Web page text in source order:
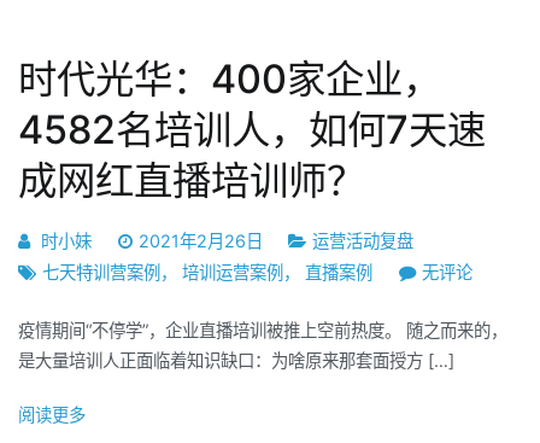
上
朗
读
莎
翁
选
你
道
吗？
理
者
齐
聚，
刷
新
你
培
训
时代光华：400家企业，
4582名培训人，如何7天速
成网红直播培训师？
时小妹 2021年2月26日
运营活动复盘
七天特训营案例 ， 培训运营案例 ， 直播案例
时
光
华：
无评论
疫情期间“不停学”，企业直播培训被推上空前热度。 随之而来的，
是大量培训人正面临着知识缺口：为啥原来那套面授方 […]
阅读更多